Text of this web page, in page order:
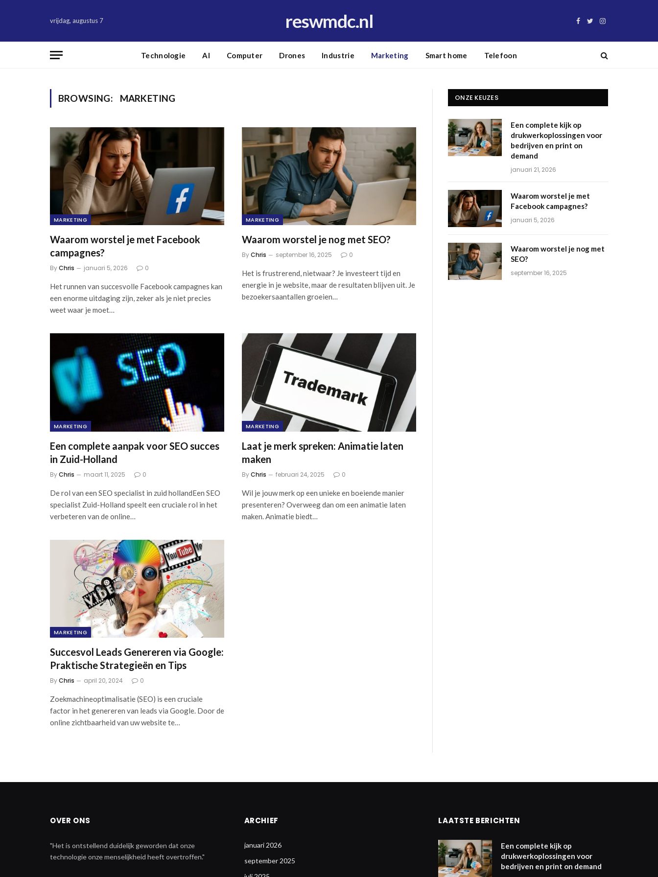
vrijdag, augustus 7 reswmdc.nl Facebook
TwitterInstagram
Technologie AI Computer Drones Industrie Marketing Smart home Telefoon
BROWSING: MARKETING
MARKETING
Waarom worstel je met Facebook
campagnes?
ByChris januari 5, 2026 0
Het runnen van succesvolle Facebook campagnes kan
een enorme uitdaging zijn, zeker als je niet precies
weet waar je moet…
MARKETING
Waarom worstel je nog met SEO?
ByChris september 16, 2025 0
Het is frustrerend, nietwaar? Je investeert tijd en
energie in je website, maar de resultaten blijven uit. Je
bezoekersaantallen groeien…
MARKETING
Een complete aanpak voor SEO succes
in Zuid-Holland
ByChris maart 11, 2025 0
De rol van een SEO specialist in zuid hollandEen SEO
specialist Zuid-Holland speelt een cruciale rol in het
verbeteren van de online…
MARKETING
Laat je merk spreken: Animatie laten
maken
ByChris februari 24, 2025 0
Wil je jouw merk op een unieke en boeiende manier
presenteren? Overweeg dan om een animatie laten
maken. Animatie biedt…
MARKETING
Succesvol Leads Genereren via Google:
Praktische Strategieën en Tips
ByChris april 20, 2024 0
Zoekmachineoptimalisatie (SEO) is een cruciale
factor in het genereren van leads via Google. Door de
online zichtbaarheid van uw website te…
ONZE KEUZES
Een complete kijk op
drukwerkoplossingen voor
bedrijven en print on
demand
januari 21, 2026
Waarom worstel je met
Facebook campagnes?
januari 5, 2026
Waarom worstel je nog met
SEO?
september 16, 2025
OVER ONS
"Het is ontstellend duidelijk geworden dat onze
technologie onze menselijkheid heeft overtroffen."
ARCHIEF
januari 2026
september 2025
LAATSTE BERICHTEN
Een complete kijk op
drukwerkoplossingen voor
bedrijven en print on demand